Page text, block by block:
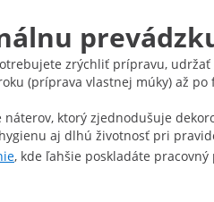
zrýchliť prípravu,
(príprava vlastnej múky) až
ktorý zjednodušuje
aj dlhú životnosť pri
, kde ľahšie poskladáte